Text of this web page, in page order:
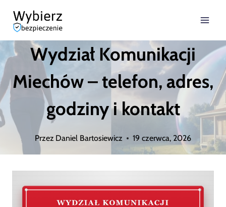
Przejdź
treści
Wydział Komunikacji
Miechów – telefon, adres,
godziny i kontakt
Przez Daniel Bartosiewicz 19 czerwca, 2026